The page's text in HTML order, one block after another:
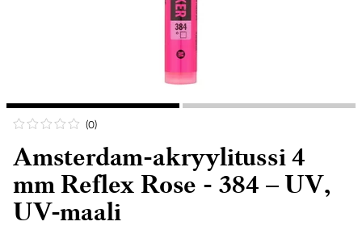
(0)
Amsterdam-akryylitussi 4
mm Reflex Rose - 384 – UV,
UV-maali